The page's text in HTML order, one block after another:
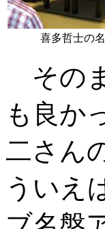
喜多哲士の
その
も良か
二さん
ういえ